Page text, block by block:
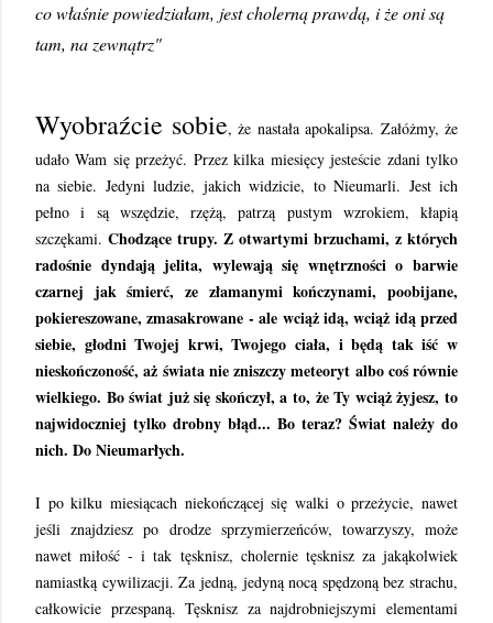
co właśnie powiedziałam, jest cholerną prawdą, i że oni są
tam, na zewnątrz"
Wyobraźcie sobie, że nastała apokalipsa. Załóżmy, że
udało Wam się przeżyć. Przez kilka miesięcy jesteście zdani tylko
na siebie. Jedyni ludzie, jakich widzicie, to Nieumarli. Jest ich
pełno i są wszędzie, rzężą, patrzą pustym wzrokiem, kłapią
szczękami. Chodzące trupy. Z otwartymi brzuchami, z których
radośnie dyndają jelita, wylewają się wnętrzności o barwie
czarnej jak śmierć, ze złamanymi kończynami, poobijane,
pokiereszowane, zmasakrowane - ale wciąż idą, wciąż idą przed
siebie, głodni Twojej krwi, Twojego ciała, i będą tak iść w
nieskończoność, aż świata nie zniszczy meteoryt albo coś równie
wielkiego. Bo świat już się skończył, a to, że Ty wciąż żyjesz, to
najwidoczniej tylko drobny błąd... Bo teraz? Świat należy do
nich. Do Nieumarłych.
I po kilku miesiącach niekończącej się walki o przeżycie, nawet
jeśli znajdziesz po drodze sprzymierzeńców, towarzyszy, może
nawet miłość - i tak tęsknisz, cholernie tęsknisz za jakąkolwiek
namiastką cywilizacji. Za jedną, jedyną nocą spędzoną bez strachu,
całkowicie przespaną. Tęsknisz za najdrobniejszymi elementami